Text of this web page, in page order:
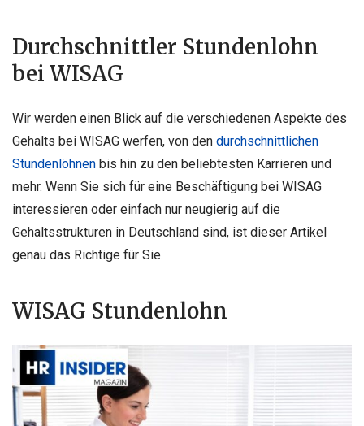
Durchschnittler Stundenlohn
bei WISAG
Wir werden einen Blick auf die verschiedenen Aspekte des
Gehalts bei WISAG werfen, von den durchschnittlichen
Stundenlöhnen bis hin zu den beliebtesten Karrieren und
mehr. Wenn Sie sich für eine Beschäftigung bei WISAG
interessieren oder einfach nur neugierig auf die
Gehaltsstrukturen in Deutschland sind, ist dieser Artikel
genau das Richtige für Sie.
WISAG Stundenlohn